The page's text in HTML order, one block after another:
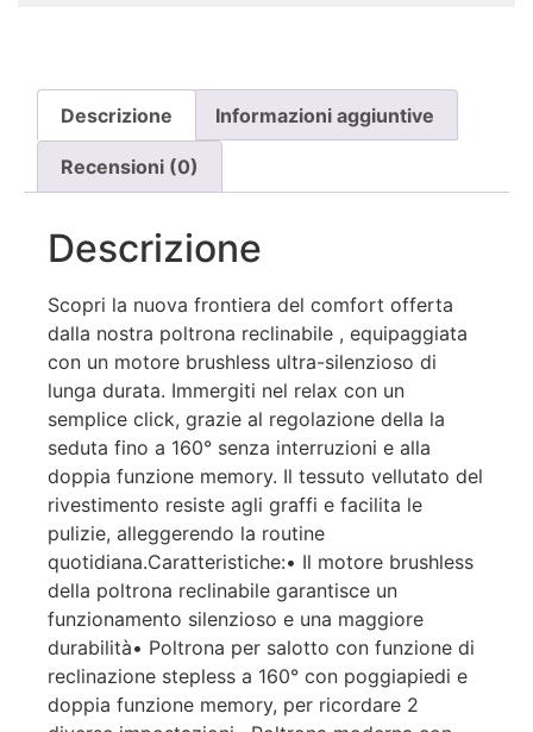
Descrizione Informazioni aggiuntive
Recensioni (0)
Descrizione
Scopri la nuova frontiera del comfort offerta
dalla nostra poltrona reclinabile , equipaggiata
con un motore brushless ultra-silenzioso di
lunga durata. Immergiti nel relax con un
semplice click, grazie al regolazione della la
seduta fino a 160° senza interruzioni e alla
doppia funzione memory. Il tessuto vellutato del
rivestimento resiste agli graffi e facilita le
pulizie, alleggerendo la routine
quotidiana.Caratteristiche:• Il motore brushless
della poltrona reclinabile garantisce un
funzionamento silenzioso e una maggiore
durabilità• Poltrona per salotto con funzione di
reclinazione stepless a 160° con poggiapiedi e
doppia funzione memory, per ricordare 2